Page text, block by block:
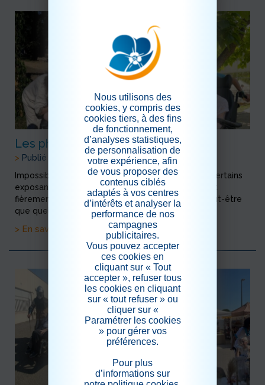
Les photos souvenirs
> Publié le 06/06/2026
Impossible de repartir sans une photo souvenir ! Certains
exposants se sont volontiers prêtés au jeu, posant
fièrement aux côtés de nos résidents. Qui sait, peut-être
que quelques-uns ont même &eacu...
> En savoir plus
Nous utilisons des
cookies, y compris des
cookies tiers, à des fins
de fonctionnement,
d’analyses statistiques,
de personnalisation de
votre expérience, afin
de vous proposer des
contenus ciblés
adaptés à vos centres
d’intérêts et analyser la
performance de nos
campagnes
publicitaires.
Vous pouvez accepter
ces cookies en
cliquant sur « Tout
accepter », refuser tous
les cookies en cliquant
sur « tout refuser » ou
cliquer sur «
Paramétrer les cookies
» pour gérer vos
préférences.
Pour plus
d’informations sur